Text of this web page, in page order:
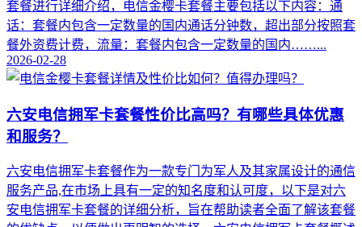
套餐进行详细介绍，电信金樱卡套餐主要包括以下内容：通
话：套餐内包含一定数量的国内通话分钟数，超出部分按照套
餐外资费计费，流量：套餐内包含一定数量的国内……...
2026-02-28
六安电信拥军卡套餐性价比高吗？有哪些具体优惠
和服务？
六安电信拥军卡套餐作为一款专门为军人及其家属设计的通信
服务产品,在市场上具有一定的知名度和认可度，以下是对六
安电信拥军卡套餐的详细分析，旨在帮助读者全面了解该套餐